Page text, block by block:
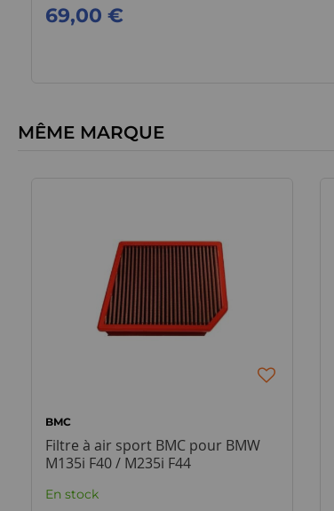
69,00 €
MÊME MARQUE
BMC
Filtre à air sport BMC pour BMW
M135i F40 / M235i F44
En stock